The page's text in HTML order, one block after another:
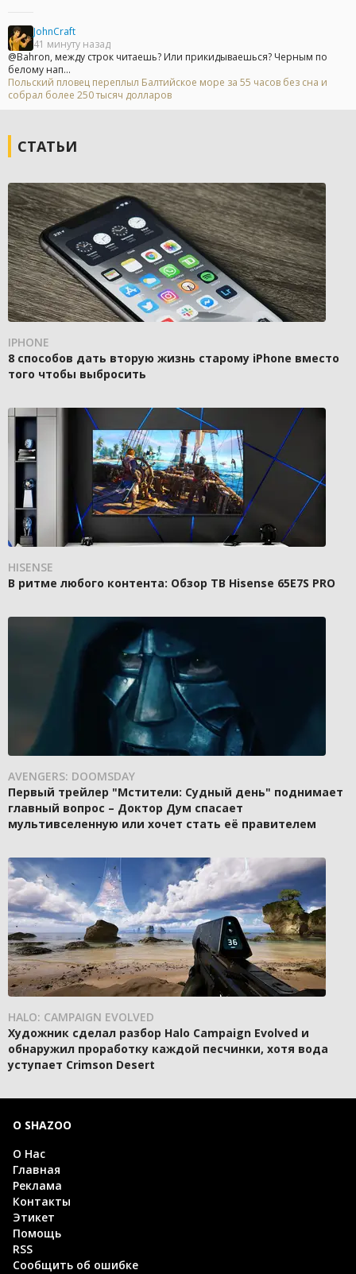
JohnCraft
41 минуту назад
@Bahron, между строк читаешь? Или прикидываешься? Черным по
белому нап...
Польский пловец переплыл Балтийское море за 55 часов без сна и
собрал более 250 тысяч долларов
СТАТЬИ
IPHONE
8 способов дать вторую жизнь старому iPhone вместо
того чтобы выбросить
HISENSE
В ритме любого контента: Обзор ТВ Hisense 65E7S PRO
AVENGERS: DOOMSDAY
Первый трейлер "Мстители: Судный день" поднимает
главный вопрос – Доктор Дум спасает
мультивселенную или хочет стать её правителем
HALO: CAMPAIGN EVOLVED
Художник сделал разбор Halo Campaign Evolved и
обнаружил проработку каждой песчинки, хотя вода
уступает Crimson Desert
О SHAZOO
О Нас
Главная
Реклама
Контакты
Этикет
Помощь
RSS
Сообщить об ошибке